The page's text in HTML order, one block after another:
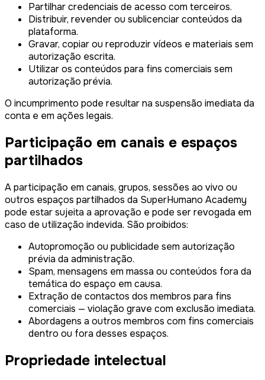
Partilhar credenciais de acesso com terceiros.
Distribuir, revender ou sublicenciar conteúdos da
plataforma.
Gravar, copiar ou reproduzir vídeos e materiais sem
autorização escrita.
Utilizar os conteúdos para fins comerciais sem
autorização prévia.
O incumprimento pode resultar na suspensão imediata da
conta e em ações legais.
Participação em canais e espaços
partilhados
A participação em canais, grupos, sessões ao vivo ou
outros espaços partilhados da SuperHumano Academy
pode estar sujeita a aprovação e pode ser revogada em
caso de utilização indevida. São proibidos:
Autopromoção ou publicidade sem autorização
prévia da administração.
Spam, mensagens em massa ou conteúdos fora da
temática do espaço em causa.
Extração de contactos dos membros para fins
comerciais — violação grave com exclusão imediata.
Abordagens a outros membros com fins comerciais
dentro ou fora desses espaços.
Propriedade intelectual